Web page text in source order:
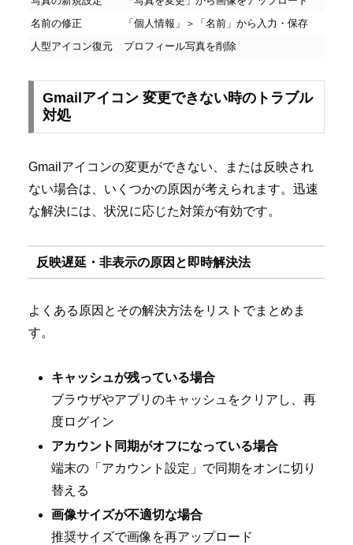
名前の修正
「個人情報」＞「名前」から入力・保存
人型アイコン復元
プロフィール写真を削除
Gmailアイコン 変更できない時のトラブル
対処
Gmailアイコンの変更ができない、または反映され
ない場合は、いくつかの原因が考えられます。迅速
な解決には、状況に応じた対策が有効です。
反映遅延・非表示の原因と即時解決法
よくある原因とその解決方法をリストでまとめま
す。
キャッシュが残っている場合
ブラウザやアプリのキャッシュをクリアし、再
度ログイン
アカウント同期がオフになっている場合
端末の「アカウント設定」で同期をオンに切り
替える
画像サイズが不適切な場合
推奨サイズで画像を再アップロード